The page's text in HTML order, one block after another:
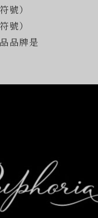
號）
號）
品牌是